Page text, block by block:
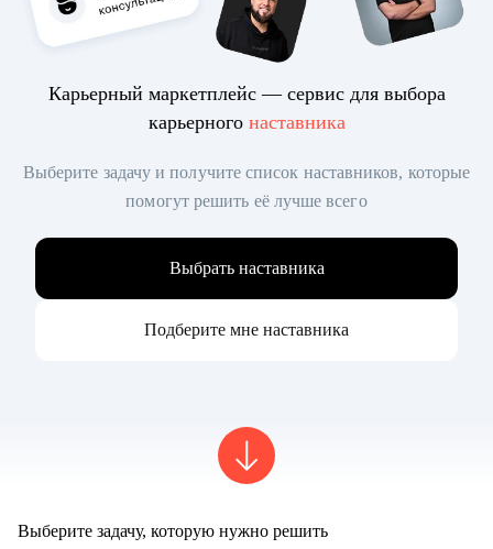
Карьерный маркетплейс — сервис для выбора
карьерного наставника
Выберите задачу и получите список наставников, которые
помогут решить её лучше всего
Выбрать наставника
Подберите мне наставника
Выберите задачу, которую нужно решить